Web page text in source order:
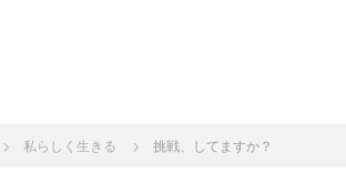
私らしく生きる 挑戦、してますか？